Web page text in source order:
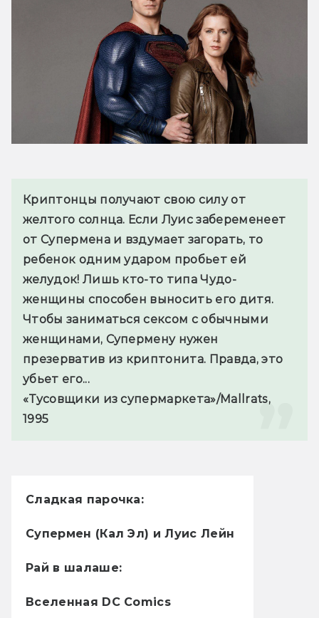
Криптонцы получают свою силу от
желтого солнца. Если Луис забеременеет
от Супермена и вздумает загорать, то
ребенок одним ударом пробьет ей
желудок! Лишь кто-то типа Чудо-
женщины способен выносить его дитя.
Чтобы заниматься сексом с обычными
женщинами, Супермену нужен
презерватив из криптонита. Правда, это
убьет его...
«Тусовщики из супермаркета»/Mallrats,
1995
Сладкая парочка:
Супермен (Кал Эл) и Луис Лейн
Рай в шалаше:
Вселенная DC Comics